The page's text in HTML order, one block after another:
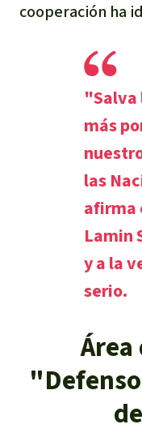
cooperación ha
"Salva
más
las
afirma
Lamin
y a la
serio.
Área